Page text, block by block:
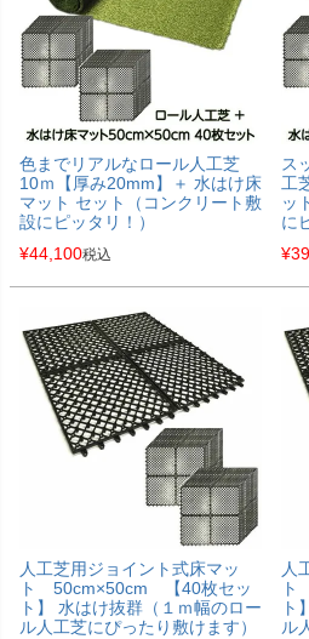
色までリアルなロール人工芝
10ｍ【厚み20mm】＋ 水はけ床
マット セット（コンクリート敷
設にピッタリ！）
¥44,100税込
ス
工
ッ
に
¥
人工芝用ジョイント式床マッ
ト 50cm×50cm 【40枚セッ
ト】 水はけ抜群（１ｍ幅のロー
ル人工芝にぴったり敷けます）
人
ト
ト
ル